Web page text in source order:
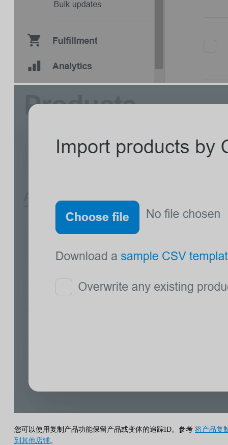
您可以使用复制产品功能保留产品或变体的追踪ID。参考 将产品复
到其他店铺。